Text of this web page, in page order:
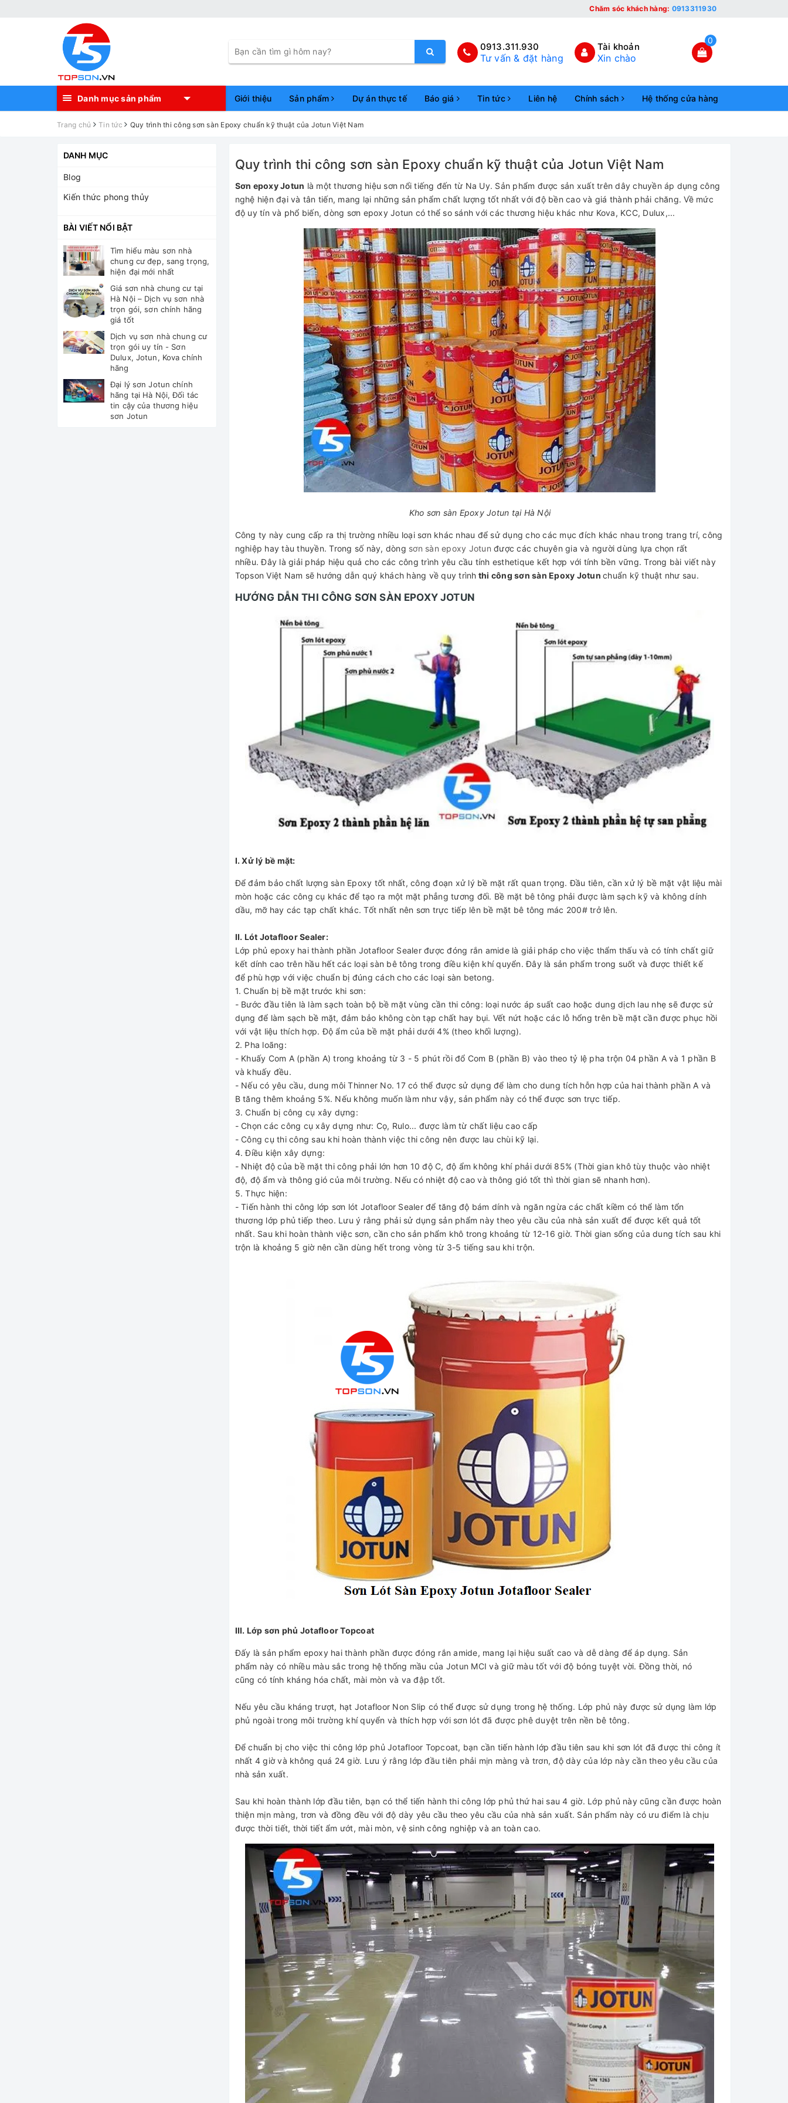
Chăm sóc khách hàng: 0913311930
0913.311.930
Tư vấn & đặt hàng
Tài khoản
Xin chào
0
Danh mục sản phẩm Giới thiệu Sản phẩm Dự án thực tế Báo giá Tin tức Liên hệ Chính sách Hệ thống cửa hàng
Trang chủ Tin tức Quy trình thi công sơn sàn Epoxy chuẩn kỹ thuật của Jotun Việt Nam
Quy trình thi công sơn sàn Epoxy chuẩn kỹ thuật của Jotun Việt Nam
Sơn epoxy Jotun là một thương hiệu sơn nổi tiếng đến từ Na Uy. Sản phẩm được sản xuất trên dây chuyền áp dụng công
nghệ hiện đại và tân tiến, mang lại những sản phẩm chất lượng tốt nhất với độ bền cao và giá thành phải chăng. Về mức
độ uy tín và phổ biến, dòng sơn epoxy Jotun có thể so sánh với các thương hiệu khác như Kova, KCC, Dulux,...
Kho sơn sàn Epoxy Jotun tại Hà Nội
Công ty này cung cấp ra thị trường nhiều loại sơn khác nhau để sử dụng cho các mục đích khác nhau trong trang trí, công
nghiệp hay tàu thuyền. Trong số này, dòng sơn sàn epoxy Jotun được các chuyên gia và người dùng lựa chọn rất
nhiều. Đây là giải pháp hiệu quả cho các công trình yêu cầu tính esthetique kết hợp với tính bền vững. Trong bài viết này
Topson Việt Nam sẽ hướng dẫn quý khách hàng về quy trình thi công sơn sàn Epoxy Jotun chuẩn kỹ thuật như sau.
HƯỚNG DẪN THI CÔNG SƠN SÀN EPOXY JOTUN
I. Xử lý bề mặt:
Để đảm bảo chất lượng sàn Epoxy tốt nhất, công đoạn xử lý bề mặt rất quan trọng. Đầu tiên, cần xử lý bề mặt vật liệu mài
mòn hoặc các công cụ khác để tạo ra một mặt phẳng tương đối. Bề mặt bê tông phải được làm sạch kỹ và không dính
dầu, mỡ hay các tạp chất khác. Tốt nhất nên sơn trực tiếp lên bề mặt bê tông mác 200# trở lên.
II. Lót Jotafloor Sealer:
Lớp phủ epoxy hai thành phần Jotafloor Sealer được đóng rắn amide là giải pháp cho việc thẩm thấu và có tính chất giữ
kết dính cao trên hầu hết các loại sàn bê tông trong điều kiện khí quyển. Đây là sản phẩm trong suốt và được thiết kế
để phù hợp với việc chuẩn bị đúng cách cho các loại sàn betong.
1. Chuẩn bị bề mặt trước khi sơn:
- Bước đầu tiên là làm sạch toàn bộ bề mặt vùng cần thi công: loại nước áp suất cao hoặc dung dịch lau nhẹ sẽ được sử
dụng để làm sạch bề mặt, đảm bảo không còn tạp chất hay bụi. Vết nứt hoặc các lỗ hổng trên bề mặt cần được phục hồi
với vật liệu thích hợp. Độ ẩm của bề mặt phải dưới 4% (theo khối lượng).
2. Pha loãng:
- Khuấy Com A (phần A) trong khoảng từ 3 - 5 phút rồi đổ Com B (phần B) vào theo tỷ lệ pha trộn 04 phần A và 1 phần B
và khuấy đều.
- Nếu có yêu cầu, dung môi Thinner No. 17 có thể được sử dụng để làm cho dung tích hỗn hợp của hai thành phần A và
B tăng thêm khoảng 5%. Nếu không muốn làm như vậy, sản phẩm này có thể được sơn trực tiếp.
3. Chuẩn bị công cụ xây dựng:
- Chọn các công cụ xây dựng như: Cọ, Rulo... được làm từ chất liệu cao cấp
- Công cụ thi công sau khi hoàn thành việc thi công nên được lau chùi kỹ lại.
4. Điều kiện xây dựng:
- Nhiệt độ của bề mặt thi công phải lớn hơn 10 độ C, độ ẩm không khí phải dưới 85% (Thời gian khô tùy thuộc vào nhiệt
độ, độ ẩm và thông gió của môi trường. Nếu có nhiệt độ cao và thông gió tốt thì thời gian sẽ nhanh hơn).
5. Thực hiện:
- Tiến hành thi công lớp sơn lót Jotafloor Sealer để tăng độ bám dính và ngăn ngừa các chất kiềm có thể làm tổn
thương lớp phủ tiếp theo. Lưu ý rằng phải sử dụng sản phẩm này theo yêu cầu của nhà sản xuất để được kết quả tốt
nhất. Sau khi hoàn thành việc sơn, cần cho sản phẩm khô trong khoảng từ 12-16 giờ. Thời gian sống của dung tích sau khi
trộn là khoảng 5 giờ nên cần dùng hết trong vòng từ 3-5 tiếng sau khi trộn.
III. Lớp sơn phủ Jotafloor Topcoat
Đấy là sản phẩm epoxy hai thành phần được đóng rắn amide, mang lại hiệu suất cao và dễ dàng để áp dụng. Sản
phẩm này có nhiều màu sắc trong hệ thống mầu của Jotun MCI và giữ màu tốt với độ bóng tuyệt vời. Đồng thời, nó
cũng có tính kháng hóa chất, mài mòn và va đập tốt.
Nếu yêu cầu kháng trượt, hạt Jotafloor Non Slip có thể được sử dụng trong hệ thống. Lớp phủ này được sử dụng làm lớp
phủ ngoài trong môi trường khí quyển và thích hợp với sơn lót đã được phê duyệt trên nền bê tông.
Để chuẩn bị cho việc thi công lớp phủ Jotafloor Topcoat, bạn cần tiến hành lớp đầu tiên sau khi sơn lót đã được thi công ít
nhất 4 giờ và không quá 24 giờ. Lưu ý rằng lớp đầu tiên phải mịn màng và trơn, độ dày của lớp này cần theo yêu cầu của
nhà sản xuất.
Sau khi hoàn thành lớp đầu tiên, bạn có thể tiến hành thi công lớp phủ thứ hai sau 4 giờ. Lớp phủ này cũng cần được hoàn
thiện mịn màng, trơn và đồng đều với độ dày yêu cầu theo yêu cầu của nhà sản xuất. Sản phẩm này có ưu điểm là chịu
được thời tiết, thời tiết ẩm ướt, mài mòn, vệ sinh công nghiệp và an toàn cao.
DANH MỤC
Blog
Kiến thức phong thủy
BÀI VIẾT NỔI BẬT
Tìm hiểu màu sơn nhà
chung cư đẹp, sang trọng,
hiện đại mới nhất
Giá sơn nhà chung cư tại
Hà Nội – Dịch vụ sơn nhà
trọn gói, sơn chính hãng
giá tốt
Dịch vụ sơn nhà chung cư
trọn gói uy tín - Sơn
Dulux, Jotun, Kova chính
hãng
Đại lý sơn Jotun chính
hãng tại Hà Nội, Đối tác
tin cậy của thương hiệu
sơn Jotun